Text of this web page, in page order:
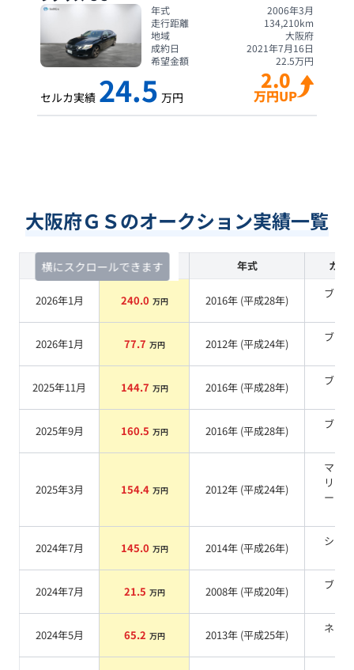
年式
2006年3月
走行距離
134,210km
地域
大阪府
成約日
2021年7月16日
希望金額
22.5万円
セルカ実績 24.5 万円
2.0
万円UP
大阪府ＧＳのオークション実績一覧
横にスクロールできます
査定時期 セルカ実績 年式 カラ
2026年1月 240.0 万円 2016年 (平成28年)
ブラ
2026年1月 77.7 万円 2012年 (平成24年)
ブラ
2025年11月 144.7 万円 2016年 (平成28年)
ブラ
2025年9月 160.5 万円 2016年 (平成28年)
ブラ
2025年3月 154.4 万円 2012年 (平成24年)
マー
リー
ーマ
2024年7月 145.0 万円 2014年 (平成26年)
シル
2024年7月 21.5 万円 2008年 (平成20年)
ブラ
2024年5月 65.2 万円 2013年 (平成25年)
ネイ